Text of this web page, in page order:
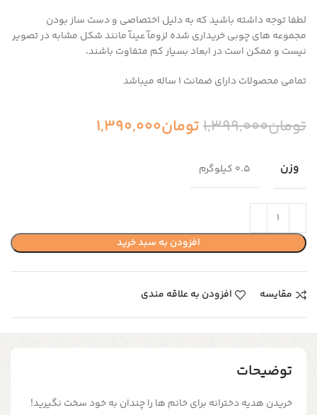
لطفا توجه داشته باشید که به دلیل اختصاصی و دست ساز بودن
مجموعه های چوبی خریداری شده لزومآ عینآ مانند شکل مشابه در تصویر
نیست و ممکن است در ابعاد بسیار کم متفاوت باشند،
تمامی محصولات دارای ضمانت ۱ ساله میباشد
تومان1,399,000تومان1,390,000
وزن 0.5 کیلوگرم
افزودن به سبد خرید
مقایسه افزودن به علاقه مندی
توضیحات
خریدن هدیه دخترانه برای خانم ها را چندان به خود سخت نگیرید!